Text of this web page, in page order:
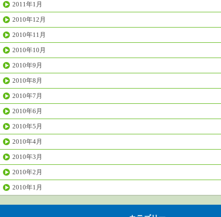
2011年1月
2010年12月
2010年11月
2010年10月
2010年9月
2010年8月
2010年7月
2010年6月
2010年5月
2010年4月
2010年3月
2010年2月
2010年1月